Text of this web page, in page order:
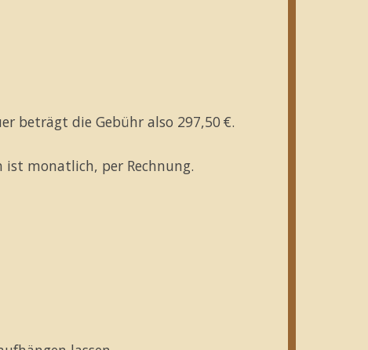
beträgt die Gebühr also 297,50 €.
monatlich, per Rechnung.